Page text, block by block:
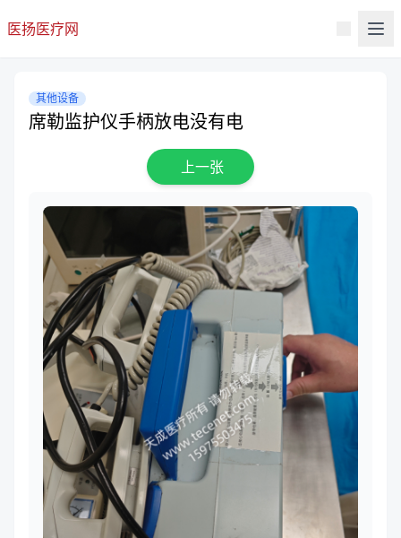
医扬医疗网
其他设备
席勒监护仪手柄放电没有电
上一张